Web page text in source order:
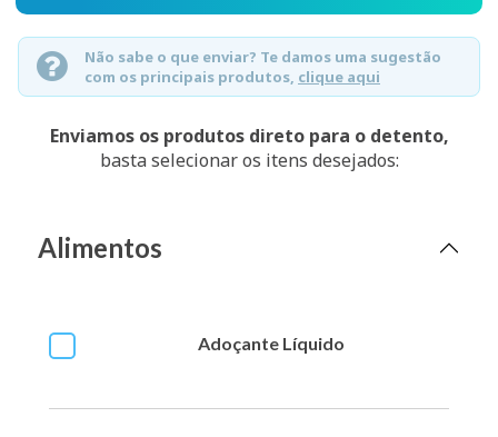
Não sabe o que enviar? Te damos uma sugestão
com os principais produtos, clique aqui
Enviamos os produtos direto para o detento,
basta selecionar os itens desejados:
Alimentos
Adoçante Líquido